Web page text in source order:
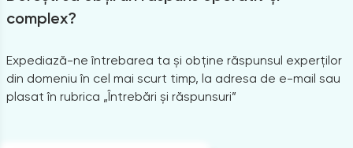
complex?
Expediază-ne întrebarea ta și obține răspunsul experților
din domeniu în cel mai scurt timp, la adresa de e-mail sau
plasat în rubrica „Întrebări și răspunsuri”